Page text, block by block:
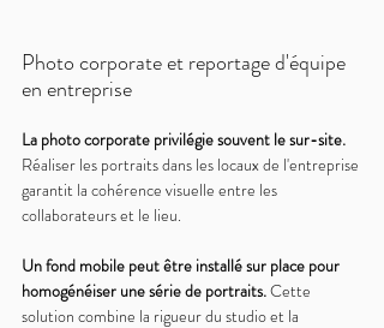
Photo corporate et reportage d'équipe
en entreprise
La photo corporate privilégie souvent le sur-site.
Réaliser les portraits dans les locaux de l'entreprise
garantit la cohérence visuelle entre les
collaborateurs et le lieu.
Un fond mobile peut être installé sur place pour
homogénéiser une série de portraits. Cette
solution combine la rigueur du studio et la